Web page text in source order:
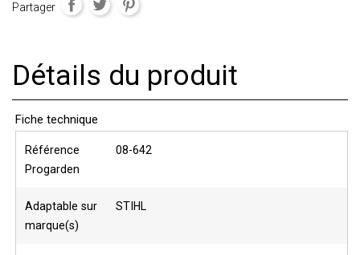
Partager
Détails du produit
Fiche technique
Référence
Progarden
08-642
Adaptable sur
marque(s)
STIHL